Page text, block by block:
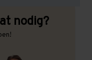
nodig?